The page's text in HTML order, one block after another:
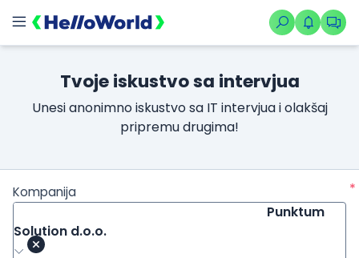
Tvoje iskustvo sa intervjua
Unesi anonimno iskustvo sa IT intervjua i olakšaj
pripremu drugima!
Kompanija
*
Punktum
Solution d.o.o.